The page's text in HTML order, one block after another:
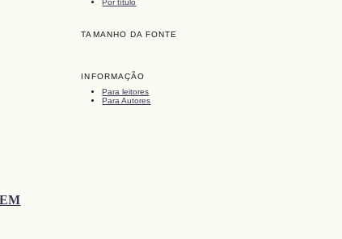
Por título
TAMANHO DA FONTE
INFORMAÇÃO
Para leitores
Para Autores